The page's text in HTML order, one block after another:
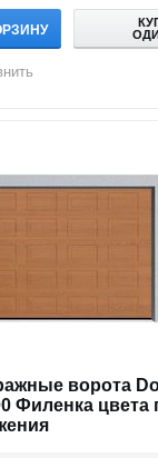
ворота
Филенка цвета